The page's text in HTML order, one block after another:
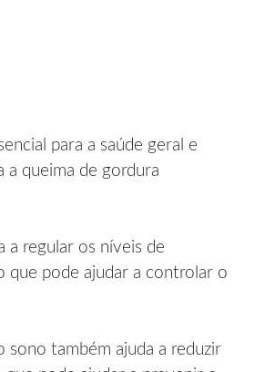
para a saúde geral e
a queima de gordura
a regular os níveis de
que pode ajudar a controlar o
sono também ajuda a reduzir